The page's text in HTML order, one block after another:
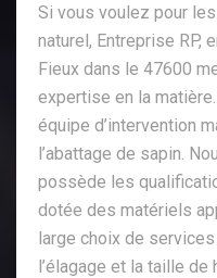
Si vous voulez pour
naturel, Entreprise RP,
Fieux dans le 47600
expertise en la
équipe d’intervention
l’abattage de sapin.
possède les
dotée des matériels
large choix de services
l’élagage et la taille